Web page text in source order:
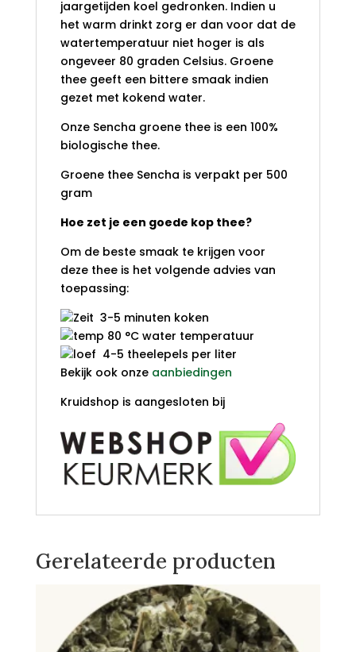
jaargetijden koel gedronken. Indien u
het warm drinkt zorg er dan voor dat de
watertemperatuur niet hoger is als
ongeveer 80 graden Celsius. Groene
thee geeft een bittere smaak indien
gezet met kokend water.
Onze Sencha groene thee is een 100%
biologische thee.
Groene thee Sencha is verpakt per 500
gram
Hoe zet je een goede kop thee?
Om de beste smaak te krijgen voor
deze thee is het volgende advies van
toepassing:
3-5 minuten koken
80 °C water temperatuur
4-5 theelepels per liter
Bekijk ook onze aanbiedingen
Kruidshop is aangesloten bij
Gerelateerde producten